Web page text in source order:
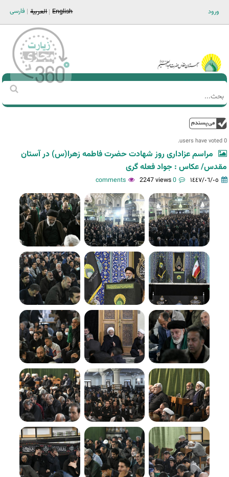
ورود فارسی العربية English
Main men-AR
استمارة
‏
0 users have voted.
مراسم عزاداری روز شهادت حضرت فاطمه زهرا(س) در آستان
مقدس/ عکاس : جواد فعله گری
١٤٤٧/٠٦/٠٥ 0 comments
2247 views